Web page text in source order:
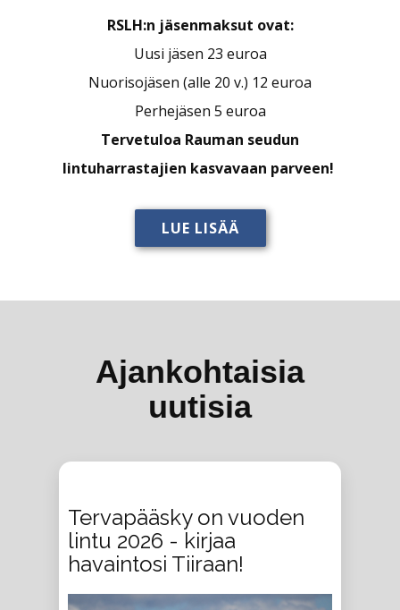
RSLH:n jäsenmaksut ovat:
Uusi jäsen 23 euroa
Nuorisojäsen (alle 20 v.) 12 euroa
Perhejäsen 5 euroa
lintuharrastajien kasvavaan parveen!
LUE LISÄÄ
Ajankohtaisia
uutisia
Tervapääsky on vuoden
lintu 2026 - kirjaa
havaintosi Tiiraan!